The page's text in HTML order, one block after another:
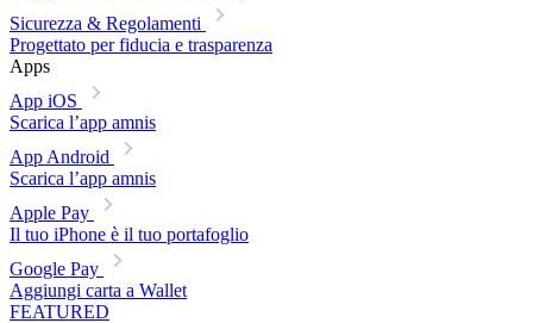
Sicurezza & Regolamenti
Progettato per fiducia e trasparenza
Apps
App iOS
Scarica l’app amnis
App Android
Scarica l’app amnis
Apple Pay
Il tuo iPhone è il tuo portafoglio
Google Pay
Aggiungi carta a Wallet
FEATURED